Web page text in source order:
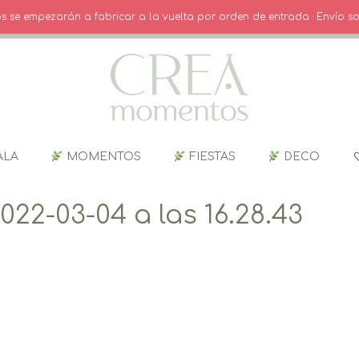
· INICIO SESIÓN / REGISTRO CARRITO
MOMENTOS FIESTAS DECO
03-04 a las 16.28.43
empezarán a fabricar a la vuelta por orden de entrada · Envío